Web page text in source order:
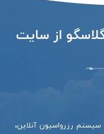
از سایت
سیستم رزرواسیون آنلاین،